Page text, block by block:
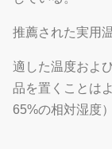
推薦された実用
適した温度およ
品を置くことは
65%の相対湿度）